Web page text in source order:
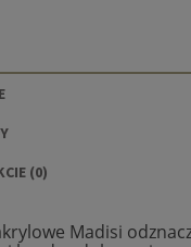
EWENTUALNYCH
(0)
Madisi